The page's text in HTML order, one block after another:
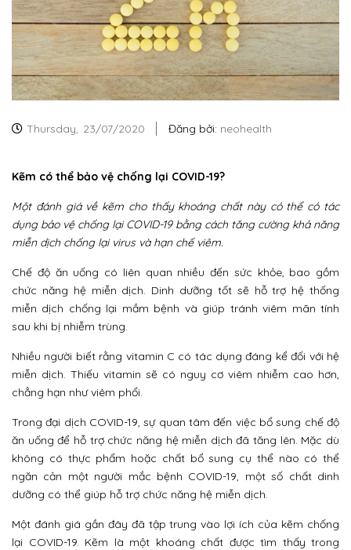
Thursday, 23/07/2020 Đăng bởi: neohealth
Kẽm có thể bảo vệ chống lại COVID-19?
Một đánh giá về kẽm cho thấy khoáng chất này có thể có tác
dụng bảo vệ chống lại COVID-19 bằng cách tăng cường khả năng
miễn dịch chống lại virus và hạn chế viêm.
Chế độ ăn uống có liên quan nhiều đến sức khỏe, bao gồm
chức năng hệ miễn dịch. Dinh dưỡng tốt sẽ hỗ trợ hệ thống
miễn dịch chống lại mầm bệnh và giúp tránh viêm mãn tính
sau khi bị nhiễm trùng.
Nhiều người biết rằng vitamin C có tác dụng đáng kể đối với hệ
miễn dịch. Thiếu vitamin sẽ có nguy cơ viêm nhiễm cao hơn,
chẳng hạn như viêm phổi.
Trong đại dịch COVID-19, sự quan tâm đến việc bổ sung chế độ
ăn uống để hỗ trợ chức năng hệ miễn dịch đã tăng lên. Mặc dù
không có thực phẩm hoặc chất bổ sung cụ thể nào có thể
ngăn cản một người mắc bệnh COVID-19, một số chất dinh
dưỡng có thể giúp hỗ trợ chức năng hệ miễn dịch.
Một đánh giá gần đây đã tập trung vào lợi ích của kẽm chống
lại COVID-19. Kẽm là một khoáng chất được tìm thấy trong